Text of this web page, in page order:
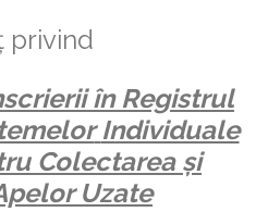
privind
în Registrul
Individuale
Colectarea și
Uzate